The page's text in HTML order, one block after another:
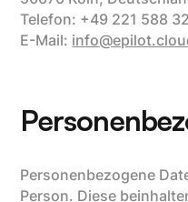
Telefon: +49 221 588
E-Mail:
Personenbezogene
Person. Diese